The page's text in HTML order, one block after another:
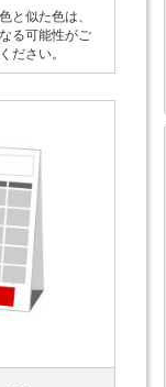
と似た色は、
る可能性がご
ださい。